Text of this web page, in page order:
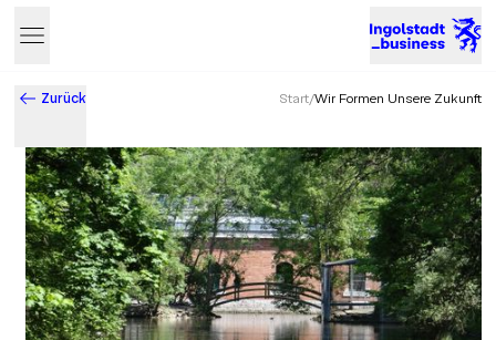
Zurück Start/Wir Formen Unsere Zukunft
Business & Innovation in Ingolstadt – Der Standort mit